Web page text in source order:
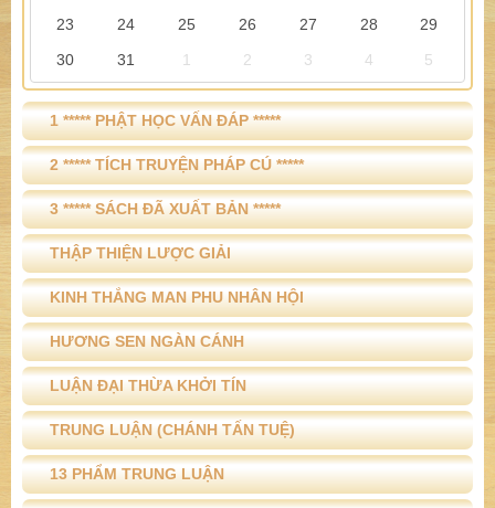
23
24 25 26 27 28
29
30
31 1 2 3 4 5
1 ***** PHẬT HỌC VẤN ĐÁP *****
2 ***** TÍCH TRUYỆN PHÁP CÚ *****
3 ***** SÁCH ĐÃ XUẤT BẢN *****
THẬP THIỆN LƯỢC GIẢI
KINH THẮNG MAN PHU NHÂN HỘI
HƯƠNG SEN NGÀN CÁNH
LUẬN ĐẠI THỪA KHỞI TÍN
TRUNG LUẬN (CHÁNH TẤN TUỆ)
13 PHẨM TRUNG LUẬN